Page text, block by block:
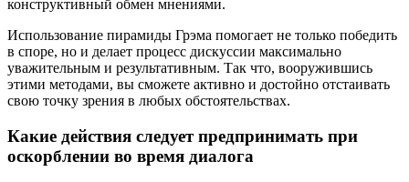
конструктивный обмен мнениями.
Использование пирамиды Грэма помогает не только победить
в споре, но и делает процесс дискуссии максимально
уважительным и результативным. Так что, вооружившись
этими методами, вы сможете активно и достойно отстаивать
свою точку зрения в любых обстоятельствах.
Какие действия следует предпринимать при
оскорблении во время диалога